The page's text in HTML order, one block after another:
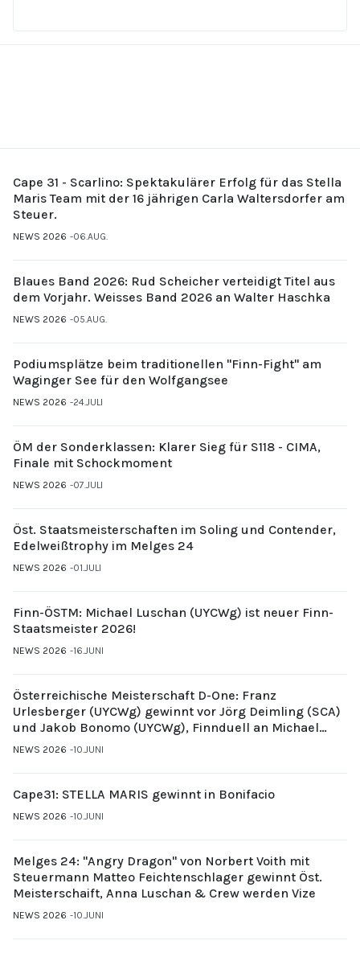
Cape 31 - Scarlino: Spektakulärer Erfolg für das Stella
Maris Team mit der 16 jährigen Carla Waltersdorfer am
Steuer.
NEWS 2026 06.AUG.
Blaues Band 2026: Rud Scheicher verteidigt Titel aus
dem Vorjahr. Weisses Band 2026 an Walter Haschka
NEWS 2026 05.AUG.
Podiumsplätze beim traditionellen "Finn-Fight" am
Waginger See für den Wolfgangsee
NEWS 2026 24.JULI
ÖM der Sonderklassen: Klarer Sieg für S118 - CIMA,
Finale mit Schockmoment
NEWS 2026 07.JULI
Öst. Staatsmeisterschaften im Soling und Contender,
Edelweißtrophy im Melges 24
NEWS 2026 01.JULI
Finn-ÖSTM: Michael Luschan (UYCWg) ist neuer Finn-
Staatsmeister 2026!
NEWS 2026 16.JUNI
Österreichische Meisterschaft D-One: Franz
Urlesberger (UYCWg) gewinnt vor Jörg Deimling (SCA)
und Jakob Bonomo (UYCWg), Finnduell an Michael
Gubi (UYCMo)
NEWS 2026 10.JUNI
Cape31: STELLA MARIS gewinnt in Bonifacio
NEWS 2026 10.JUNI
Melges 24: "Angry Dragon" von Norbert Voith mit
Steuermann Matteo Feichtenschlager gewinnt Öst.
Meisterschaift, Anna Luschan & Crew werden Vize
NEWS 2026 10.JUNI